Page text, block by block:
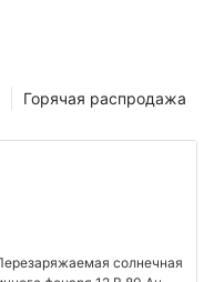
Горячая распродажа